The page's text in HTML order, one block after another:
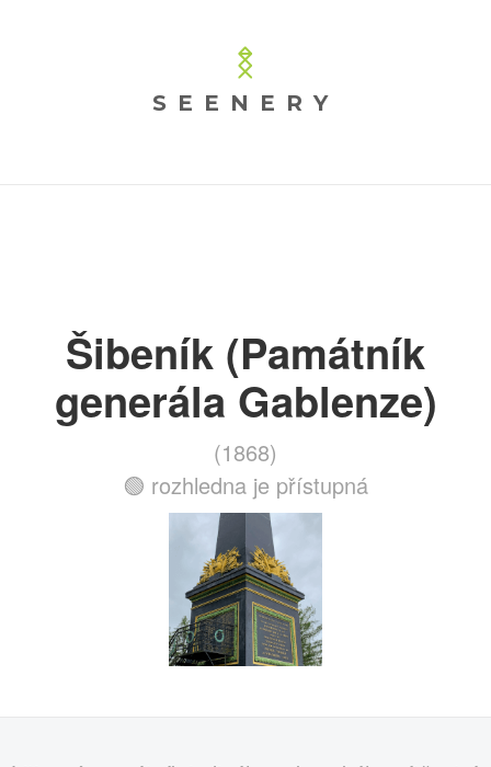
SEENERY
Šibeník (Památník
generála Gablenze)
(1868)
🟢 rozhledna je přístupná